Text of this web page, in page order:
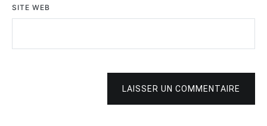
SITE WEB
LAISSER UN COMMENTAIRE